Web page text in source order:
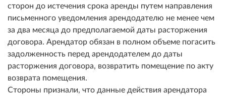
сторон до истечения срока аренды путем направления
письменного уведомления арендодателю не менее чем
за два месяца до предполагаемой даты расторжения
договора. Арендатор обязан в полном объеме погасить
задолженность перед арендодателем до даты
расторжения договора, возвратить помещение по акту
возврата помещения.
Стороны признали, что данные действия арендатора